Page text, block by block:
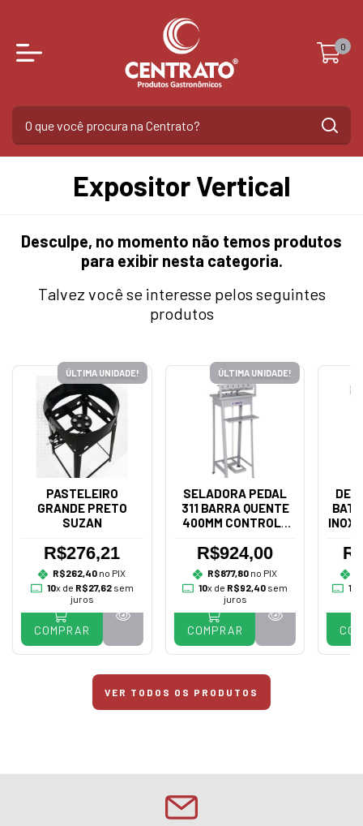
0
Expositor Vertical
Desculpe, no momento não temos produtos
para exibir nesta categoria.
Talvez você se interesse pelos seguintes
produtos
ÚLTIMA UNIDADE!
PASTELEIRO
GRANDE PRETO
SUZAN
R$276,21
R$262,40 no PIX
10x de R$27,62sem
juros
COMPRAR
ÚLTIMA UNIDADE!
SELADORA PEDAL
311 BARRA QUENTE
400MM CONTROLE
R$924,00
R$877,80 no PIX
10x de R$92,40sem
juros
COMPRAR
INOX
10
VER TODOS OS PRODUTOS